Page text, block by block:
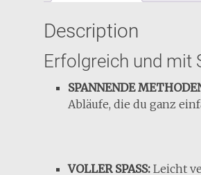
Description
Erfolgreich und mit
​SPANNENDE
Abläufe, die du ganz
​VOLLER SPASS: Leicht